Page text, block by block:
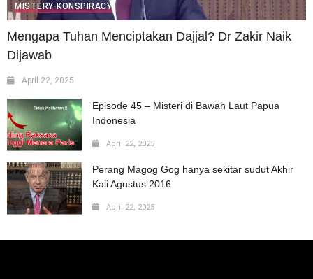
MISTERY-KONSPIRACY
Mengapa Tuhan Menciptakan Dajjal? Dr Zakir Naik
Dijawab
April 22, 2025
Episode 45 – Misteri di Bawah Laut Papua
Indonesia
April 22, 2025
Perang Magog Gog hanya sekitar sudut Akhir
Kali Agustus 2016
April 22, 2025